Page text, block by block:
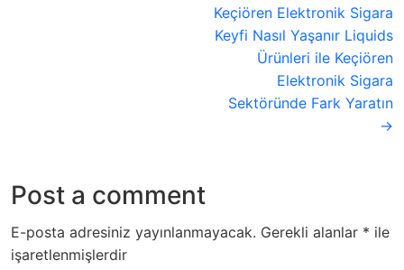
Keçiören Elektronik Sigara
Keyfi Nasıl Yaşanır Liquids
Ürünleri ile Keçiören
Elektronik Sigara
Sektöründe Fark Yaratın
→
Post a comment
E-posta adresiniz yayınlanmayacak. Gerekli alanlar * ile
işaretlenmişlerdir